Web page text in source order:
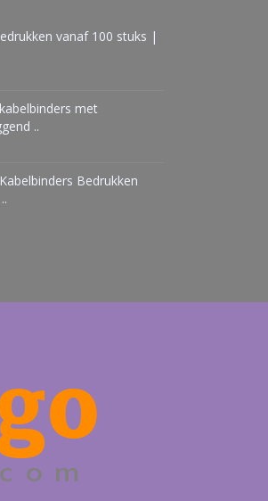
vanaf 100 stuks |
met
..
Bedrukken